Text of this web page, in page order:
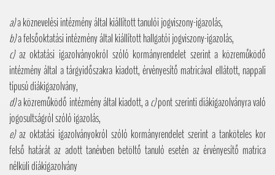
a)a köznevelési intézmény által kiállított tanulói jogviszony-igazolás,
b)a felsőoktatási intézmény által kiállított hallgatói jogviszony-igazolás,
c)az oktatási igazolványokról szóló kormányrendelet szerint a közreműködő
intézmény által a tárgyidőszakra kiadott, érvényesítő matricával ellátott, nappali
típusú diákigazolvány,
d)a közreműködő intézmény által kiadott, ac)pont szerinti diákigazolványra való
jogosultságról szóló igazolás,
e)az oktatási igazolványokról szóló kormányrendelet szerint a tanköteles kor
felső határát az adott tanévben betöltő tanuló esetén az érvényesítő matrica
nélküli diákigazolvány